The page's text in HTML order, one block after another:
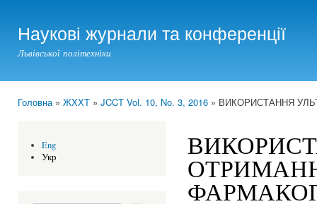
Наукові журнали та конференції
Львівської політехніки
Головна» ЖХХТ » JCCT Vol. 10, No. 3, 2016 » ВИКОРИСТАННЯ
Eng
Укр